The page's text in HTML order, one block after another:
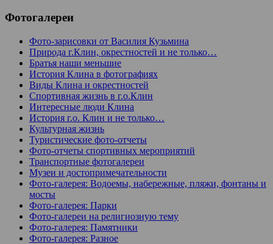
Фотогалереи
Фото-зарисовки от Василия Кузьмина
Природа г.Клин, окрестностей и не только…
Братья наши меньшие
История Клина в фотографиях
Виды Клина и окрестностей
Спортивная жизнь в г.о.Клин
Интересные люди Клина
История г.о. Клин и не только…
Культурная жизнь
Туристические фото-отчеты
Фото-отчеты спортивных мероприятий
Транспортные фотогалереи
Музеи и достопримечательности
Фото-галерея: Водоемы, набережные, пляжи, фонтаны и
мосты
Фото-галерея: Парки
Фото-галереи на религиозную тему
Фото-галерея: Памятники
Фото-галерея: Разное